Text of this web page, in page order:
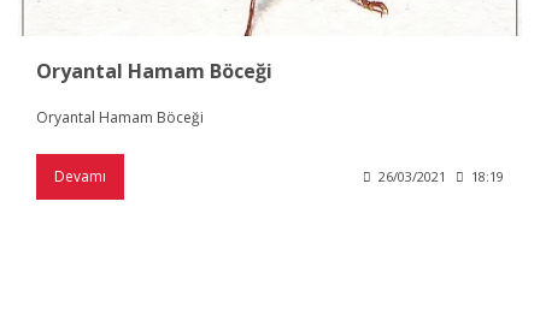
Oryantal Hamam Böceği
Oryantal Hamam Böceği
Devamı 26/03/2021 18:19